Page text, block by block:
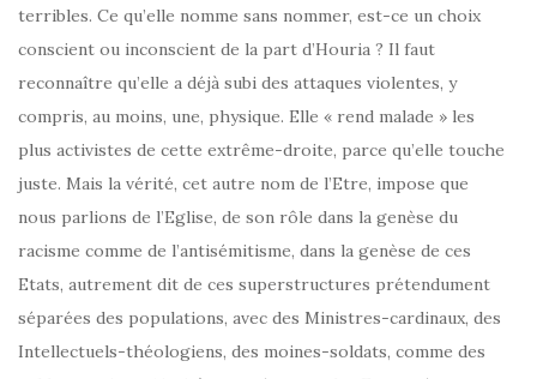
terribles. Ce qu’elle nomme sans nommer, est-ce un choix
conscient ou inconscient de la part d’Houria ? Il faut
reconnaître qu’elle a déjà subi des attaques violentes, y
compris, au moins, une, physique. Elle « rend malade » les
plus activistes de cette extrême-droite, parce qu’elle touche
juste. Mais la vérité, cet autre nom de l’Etre, impose que
nous parlions de l’Eglise, de son rôle dans la genèse du
racisme comme de l’antisémitisme, dans la genèse de ces
Etats, autrement dit de ces superstructures prétendument
séparées des populations, avec des Ministres-cardinaux, des
Intellectuels-théologiens, des moines-soldats, comme des